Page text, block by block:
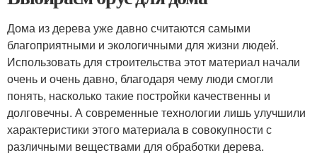
Дома из дерева уже давно считаются самыми
благоприятными и экологичными для жизни людей.
Использовать для строительства этот материал начали
очень и очень давно, благодаря чему люди смогли
понять, насколько такие постройки качественны и
долговечны. А современные технологии лишь улучшили
характеристики этого материала в совокупности с
различными веществами для обработки дерева.